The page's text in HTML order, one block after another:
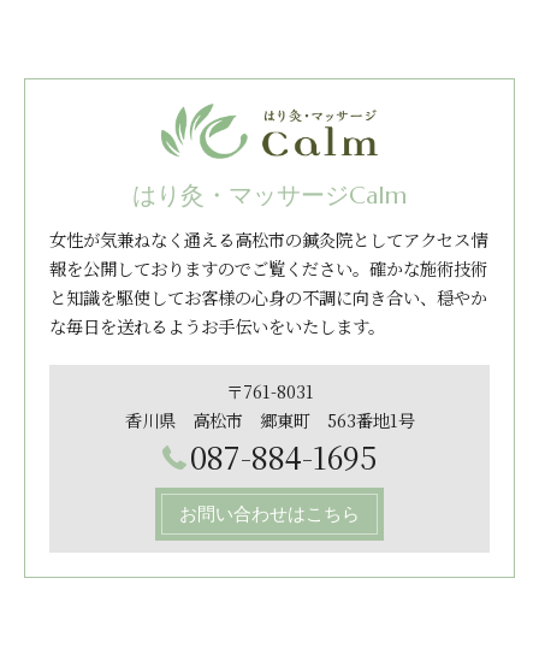
はり灸・マッサージCalm
女性が気兼ねなく通える高松市の鍼灸院としてアクセス情
報を公開しておりますのでご覧ください。確かな施術技術
と知識を駆使してお客様の心身の不調に向き合い、穏やか
な毎日を送れるようお手伝いをいたします。
〒761-8031
香川県 高松市 郷東町 563番地1号
087-884-1695
お問い合わせはこちら